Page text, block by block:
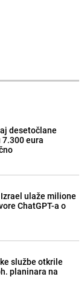
desetočlane
eura
ulaže milione
ChatGPT-a o
službe otkrile
planinara na